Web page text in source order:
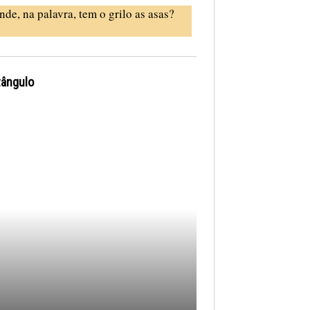
na palavra, tem o grilo as asas?